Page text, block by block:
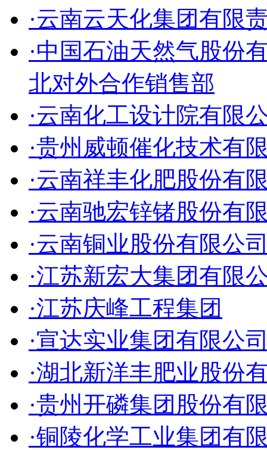
·云南云天化集团有限
·中国石油天然气股份
北对外合作销售部
·云南化工设计院有限
·贵州威顿催化技术有
·云南祥丰化肥股份有
·云南驰宏锌锗股份有
·云南铜业股份有限公
·江苏新宏大集团有限
·江苏庆峰工程集团
·宣达实业集团有限公
·湖北新洋丰肥业股份
·贵州开磷集团股份有
·铜陵化学工业集团有